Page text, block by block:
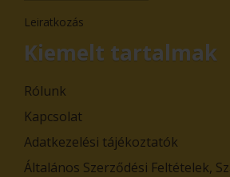
Leiratkozás
Kiemelt tartalmak
Rólunk
Kapcsolat
Adatkezelési tájékoztatók
Általános Szerződési Feltételek,